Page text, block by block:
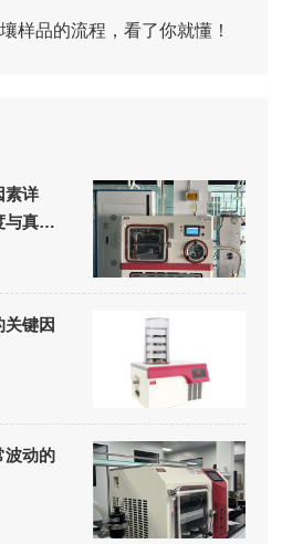
样品的流程，看了你就懂！
素详
与真空
关键因
波动的